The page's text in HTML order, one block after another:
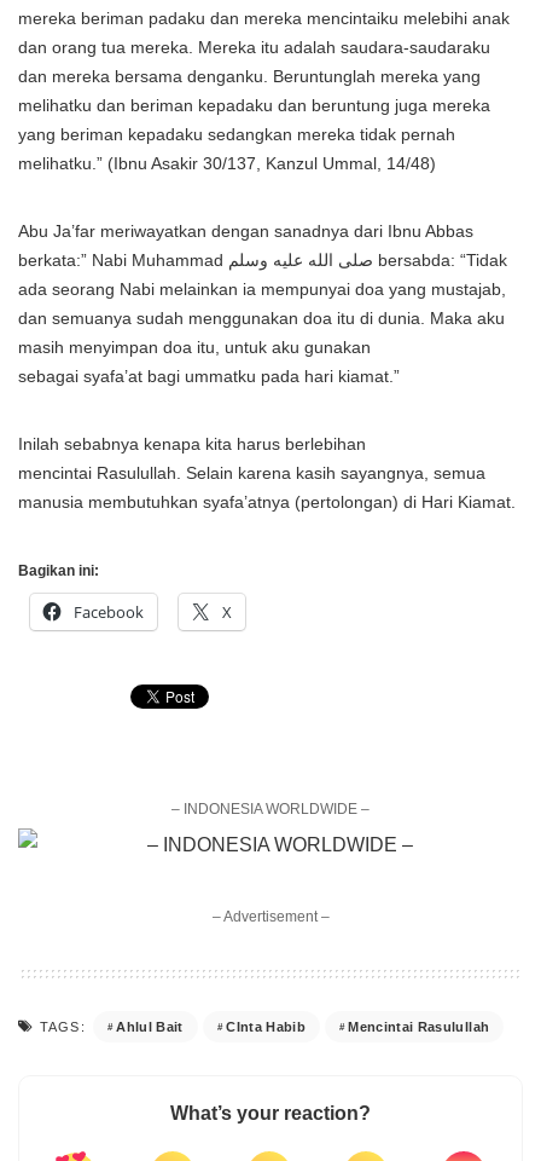
mereka beriman padaku dan mereka mencintaiku melebihi anak
dan orang tua mereka. Mereka itu adalah saudara-saudaraku
dan mereka bersama denganku. Beruntunglah mereka yang
melihatku dan beriman kepadaku dan beruntung juga mereka
yang beriman kepadaku sedangkan mereka tidak pernah
melihatku.” (Ibnu Asakir 30/137, Kanzul Ummal, 14/48)
Abu Ja’far meriwayatkan dengan sanadnya dari Ibnu Abbas
berkata:” Nabi Muhammad صلى الله عليه وسلم bersabda: “Tidak
ada seorang Nabi melainkan ia mempunyai doa yang mustajab,
dan semuanya sudah menggunakan doa itu di dunia. Maka aku
masih menyimpan doa itu, untuk aku gunakan
sebagai syafa’at bagi ummatku pada hari kiamat.”
Inilah sebabnya kenapa kita harus berlebihan
mencintai Rasulullah. Selain karena kasih sayangnya, semua
manusia membutuhkan syafa’atnya (pertolongan) di Hari Kiamat.
Bagikan ini:
Facebook X
– INDONESIA WORLDWIDE –
– Advertisement –
TAGS: Ahlul Bait CInta Habib Mencintai Rasulullah
What’s your reaction?